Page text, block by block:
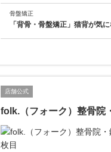
骨盤矯正
「背骨・骨盤矯正」猫背が気
店舗公式
folk.（フォーク）整骨院